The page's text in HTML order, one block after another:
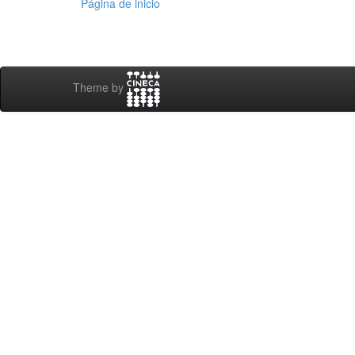
Página de inicio
Theme by